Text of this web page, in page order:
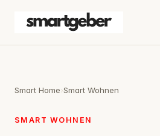
Smart Home›Smart Wohnen
SMART WOHNEN